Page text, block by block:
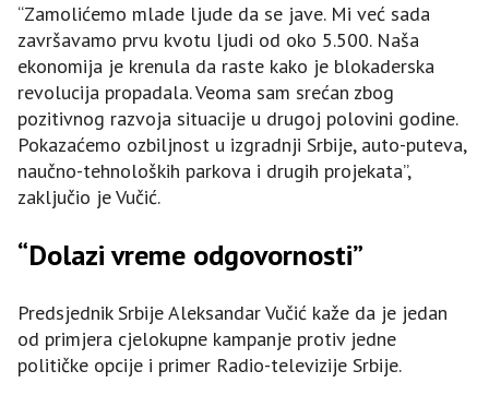
“Zamolićemo mlade ljude da se jave. Mi već sada
završavamo prvu kvotu ljudi od oko 5.500. Naša
ekonomija je krenula da raste kako je blokaderska
revolucija propadala. Veoma sam srećan zbog
pozitivnog razvoja situacije u drugoj polovini godine.
Pokazaćemo ozbiljnost u izgradnji Srbije, auto-puteva,
naučno-tehnoloških parkova i drugih projekata”,
zaključio je Vučić.
“Dolazi vreme odgovornosti”
Predsjednik Srbije Aleksandar Vučić kaže da je jedan
od primjera cjelokupne kampanje protiv jedne
političke opcije i primer Radio-televizije Srbije.